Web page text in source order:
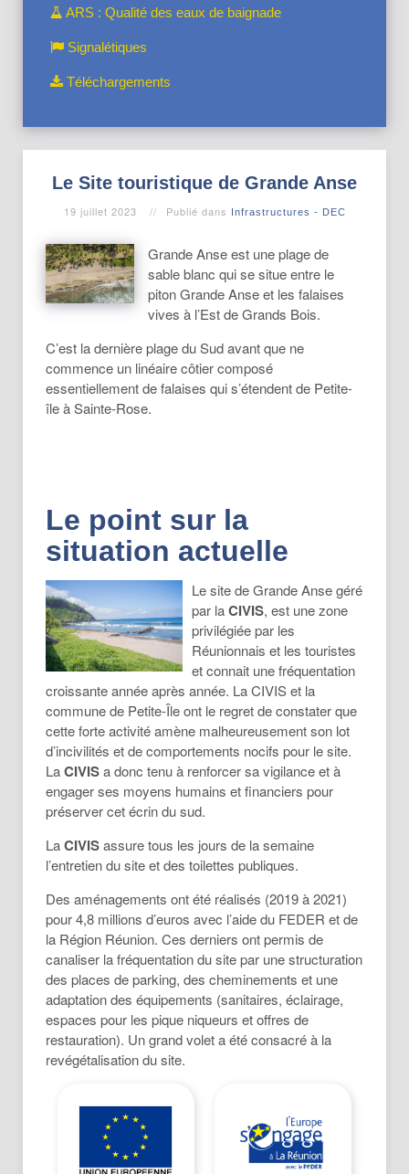
ARS : Qualité des eaux de baignade
Signalétiques
Téléchargements
Le Site touristique de Grande Anse
19 juillet 2023 Publié dans Infrastructures - DEC
Grande Anse est une plage de
sable blanc qui se situe entre le
piton Grande Anse et les falaises
vives à l’Est de Grands Bois.
C’est la dernière plage du Sud avant que ne
commence un linéaire côtier composé
essentiellement de falaises qui s’étendent de Petite-
île à Sainte-Rose.
Le point sur la
situation actuelle
Le site de Grande Anse géré
par laCIVIS, est une zone
privilégiée par les
Réunionnais et les touristes
et connait une fréquentation
croissante année après année. La CIVIS et la
commune de Petite-Île ont le regret de constater que
cette forte activité amène malheureusement son lot
d’incivilités et de comportements nocifs pour le site.
LaCIVISa donc tenu à renforcer sa vigilance et à
engager ses moyens humains et financiers pour
préserver cet écrin du sud.
LaCIVISassure tous les jours de la semaine
l’entretien du site et des toilettes publiques.
Des aménagements ont été réalisés (2019 à 2021)
pour 4,8 millions d’euros avec l’aide du FEDER et de
la Région Réunion. Ces derniers ont permis de
canaliser la fréquentation du site par une structuration
des places de parking, des cheminements et une
adaptation des équipements (sanitaires, éclairage,
espaces pour les pique niqueurs et offres de
restauration). Un grand volet a été consacré à la
revégétalisation du site.